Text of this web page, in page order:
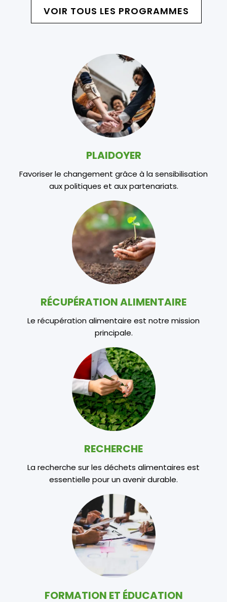
VOIR TOUS LES PROGRAMMES
PLAIDOYER
Favoriser le changement grâce à la sensibilisation
aux politiques et aux partenariats.
RÉCUPÉRATION ALIMENTAIRE
Le récupération alimentaire est notre mission
principale.
RECHERCHE
La recherche sur les déchets alimentaires est
essentielle pour un avenir durable.
FORMATION ET ÉDUCATION